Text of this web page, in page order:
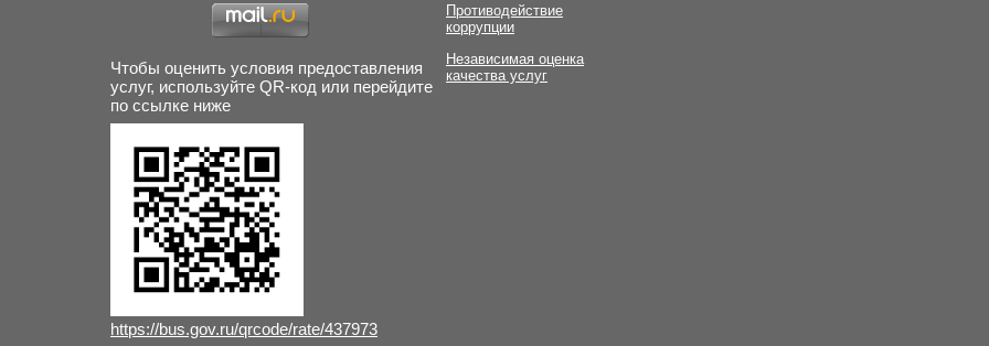
Чтобы оценить условия предоставления
услуг, используйте QR-код или перейдите
по ссылке ниже
https://bus.gov.ru/qrcode/rate/437973
Противодействие
коррупции
Независимая оценка
качества услуг